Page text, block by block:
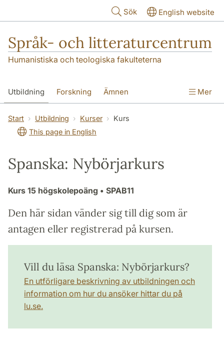
Sök English website
Språk- och litteraturcentrum
Humanistiska och teologiska fakulteterna
Utbildning Forskning Ämnen
SOL-husen Kontakt Institutionen
översättning till svenska
Mer
Start Utbildning Kurser
Kurs
This page in English
Spanska: Nybörjarkurs
Kurs 15 högskolepoäng • SPAB11
Den här sidan vänder sig till dig som är
antagen eller registrerad på kursen.
Vill du läsa Spanska: Nybörjarkurs?
En utförligare beskrivning av utbildningen och
information om hur du ansöker hittar du på
lu.se.